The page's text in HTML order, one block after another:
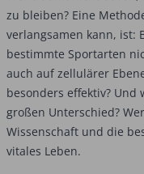
zu bleiben? Eine
verlangsamen kann, ist:
bestimmte Sportarten
auch auf zellulärer
besonders effektiv? Und
großen Unterschied?
Wissenschaft und die
vitales Leben.